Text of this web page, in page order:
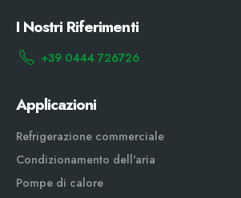
I Nostri Riferimenti
+39 0444 726726
Applicazioni
Refrigerazione commerciale
Condizionamento dell'aria
Pompe di calore